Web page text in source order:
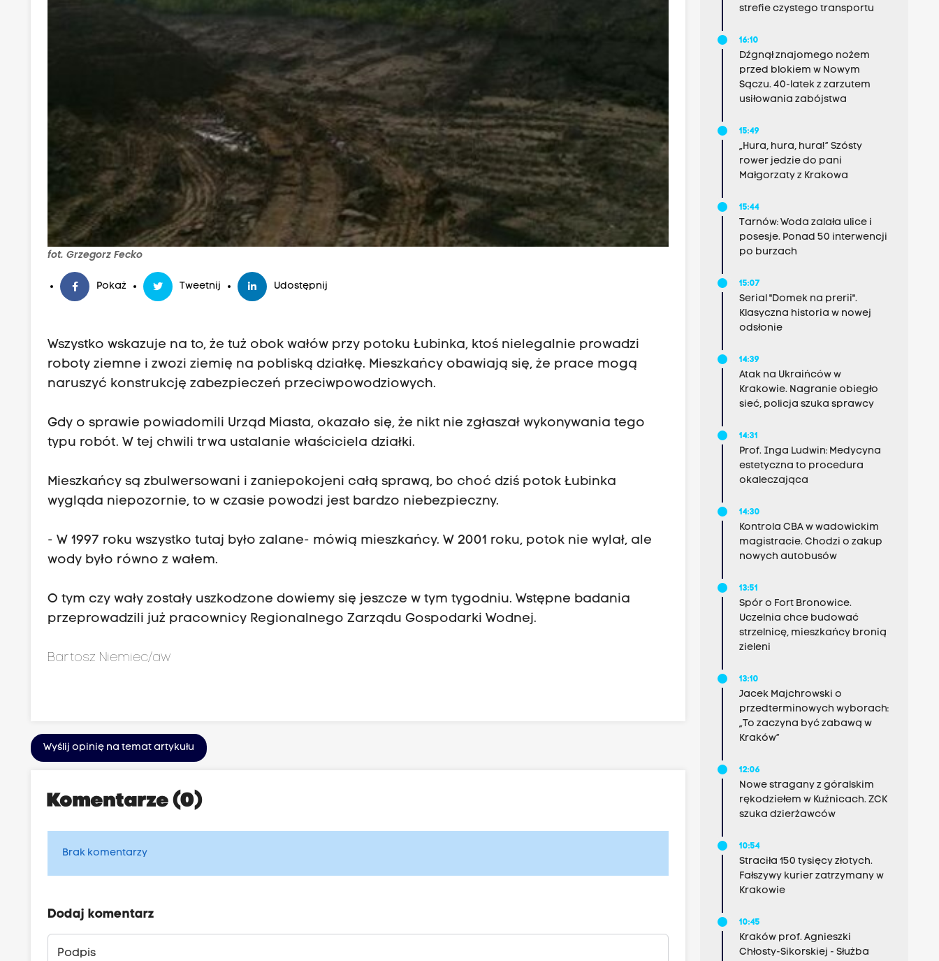
fot. Grzegorz Fecko
Pokaż Tweetnij Udostępnij
Wszystko wskazuje na to, że tuż obok wałów przy potoku Łubinka, ktoś nielegalnie prowadzi
roboty ziemne i zwozi ziemię na pobliską działkę. Mieszkańcy obawiają się, że prace mogą
naruszyć konstrukcję zabezpieczeń przeciwpowodziowych.
Gdy o sprawie powiadomili Urząd Miasta, okazało się, że nikt nie zgłaszał wykonywania tego
typu robót. W tej chwili trwa ustalanie właściciela działki.
Mieszkańcy są zbulwersowani i zaniepokojeni całą sprawą, bo choć dziś potok Łubinka
wygląda niepozornie, to w czasie powodzi jest bardzo niebezpieczny.
- W 1997 roku wszystko tutaj było zalane- mówią mieszkańcy. W 2001 roku, potok nie wylał, ale
wody było równo z wałem.
O tym czy wały zostały uszkodzone dowiemy się jeszcze w tym tygodniu. Wstępne badania
przeprowadzili już pracownicy Regionalnego Zarządu Gospodarki Wodnej.
Bartosz Niemiec/aw
Wyślij opinię na temat artykułu
Komentarze (0)
Brak komentarzy
Dodaj komentarz
Podpis
strefie czystego transportu
16:10
Dźgnął znajomego nożem
przed blokiem w Nowym
Sączu. 40-latek z zarzutem
usiłowania zabójstwa
15:49
„Hura, hura, hura!” Szósty
rower jedzie do pani
Małgorzaty z Krakowa
15:44
Tarnów: Woda zalała ulice i
posesje. Ponad 50 interwencji
po burzach
15:07
Serial "Domek na prerii".
Klasyczna historia w nowej
odsłonie
14:39
Atak na Ukraińców w
Krakowie. Nagranie obiegło
sieć, policja szuka sprawcy
14:31
Prof. Inga Ludwin: Medycyna
estetyczna to procedura
okaleczająca
14:30
Kontrola CBA w wadowickim
magistracie. Chodzi o zakup
nowych autobusów
13:51
Spór o Fort Bronowice.
Uczelnia chce budować
strzelnicę, mieszkańcy bronią
zieleni
13:10
Jacek Majchrowski o
przedterminowych wyborach:
„To zaczyna być zabawą w
Kraków”
12:06
Nowe stragany z góralskim
rękodziełem w Kuźnicach. ZCK
szuka dzierżawców
10:54
Straciła 150 tysięcy złotych.
Fałszywy kurier zatrzymany w
Krakowie
10:45
Kraków prof. Agnieszki
Chłosty-Sikorskiej - Służba